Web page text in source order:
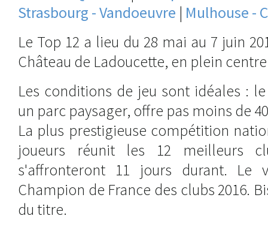
Strasbourg - Vandoeuvre | Mulhouse -
Le Top 12 a lieu du 28 mai au 7 juin
Château de Ladoucette, en plein
Les conditions de jeu sont idéales :
un parc paysager, offre pas moins de
La plus prestigieuse compétition
joueurs réunit les 12 meilleurs
s'affronteront 11 jours durant. Le
Champion de France des clubs 2016.
du titre.